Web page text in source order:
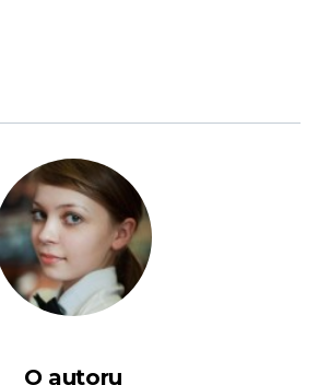
O autoru